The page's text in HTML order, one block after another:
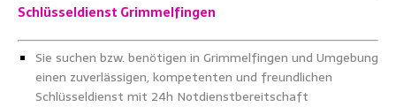
Schlüsseldienst Grimmelfingen
Sie suchen bzw. benötigen in Grimmelfingen und Umgebung
einen zuverlässigen, kompetenten und freundlichen
Schlüsseldienst mit 24h Notdienstbereitschaft